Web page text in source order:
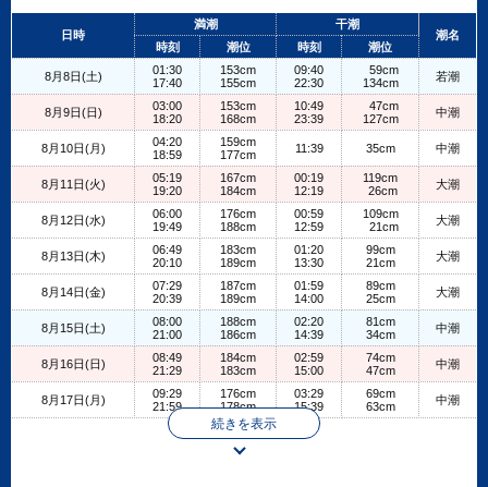
+
日時
満潮
干潮
潮名
時刻
潮位 時刻 潮位
8月8日(土)
01:30
17:40
153cm
155cm
09:40
22:30
59cm
134cm
若潮
8月9日(日)
03:00
18:20
153cm
168cm
10:49
23:39
47cm
127cm
中潮
8月10日(月)
04:20
18:59
159cm
177cm
11:39 35cm 中潮
8月11日(火)
05:19
19:20
167cm
184cm
00:19
12:19
119cm
26cm
大潮
8月12日(水)
06:00
19:49
176cm
188cm
00:59
12:59
109cm
21cm
大潮
8月13日(木)
06:49
20:10
183cm
189cm
01:20
13:30
99cm
21cm
大潮
8月14日(金)
07:29
20:39
187cm
189cm
01:59
14:00
89cm
25cm
大潮
8月15日(土)
08:00
21:00
188cm
186cm
02:20
14:39
81cm
34cm
中潮
8月16日(日)
08:49
21:29
184cm
183cm
02:59
15:00
74cm
47cm
中潮
8月17日(月)
09:29
21:59
176cm
178cm
03:29
15:39
69cm
63cm
中潮
続きを表示